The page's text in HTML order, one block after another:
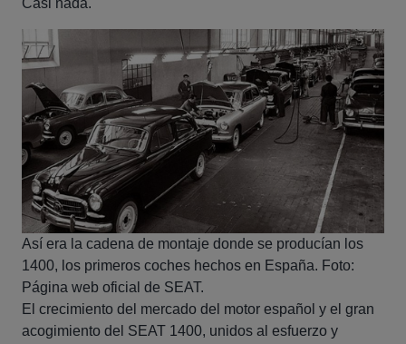
Casi nada.
Así era la cadena de montaje donde se producían los
1400, los primeros coches hechos en España. Foto:
Página web oficial de SEAT.
El crecimiento del mercado del motor español y el gran
acogimiento del SEAT 1400, unidos al esfuerzo y